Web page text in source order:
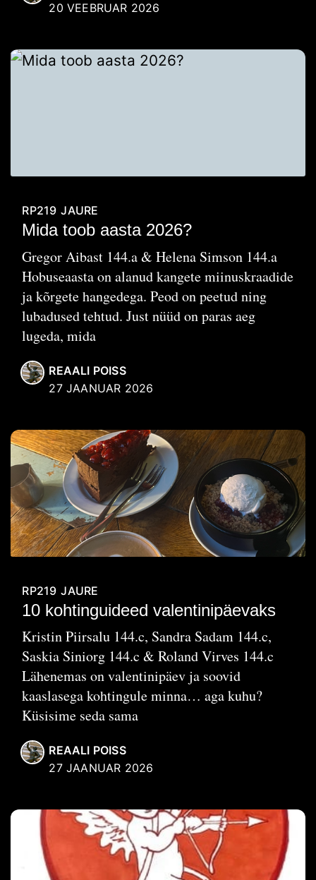
20 VEEBRUAR 2026
RP219 JAURE
Mida toob aasta 2026?
Gregor Aibast 144.a & Helena Simson 144.a
Hobuseaasta on alanud kangete miinuskraadide
ja kõrgete hangedega. Peod on peetud ning
lubadused tehtud. Just nüüd on paras aeg
lugeda, mida
REAALI POISS
27 JAANUAR 2026
RP219 JAURE
10 kohtinguideed valentinipäevaks
Kristin Piirsalu 144.c, Sandra Sadam 144.c,
Saskia Siniorg 144.c & Roland Virves 144.c
Lähenemas on valentinipäev ja soovid
kaaslasega kohtingule minna… aga kuhu?
Küsisime seda sama
REAALI POISS
27 JAANUAR 2026